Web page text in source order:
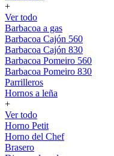
+
Ver todo
Barbacoa a gas
Barbacoa Cajón 560
Barbacoa Cajón 830
Barbacoa Pomeiro 560
Barbacoa Pomeiro 830
Parrilleros
Hornos a leña
+
Ver todo
Horno Petit
Horno del Chef
Brasero